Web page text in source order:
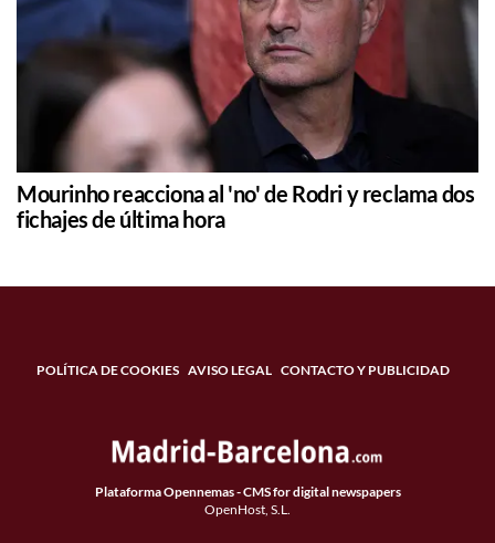
Mourinho reacciona al 'no' de Rodri y reclama dos
fichajes de última hora
POLÍTICA DE COOKIES AVISO LEGAL CONTACTO Y PUBLICIDAD
Plataforma Opennemas - CMS for digital newspapers
OpenHost, S.L.